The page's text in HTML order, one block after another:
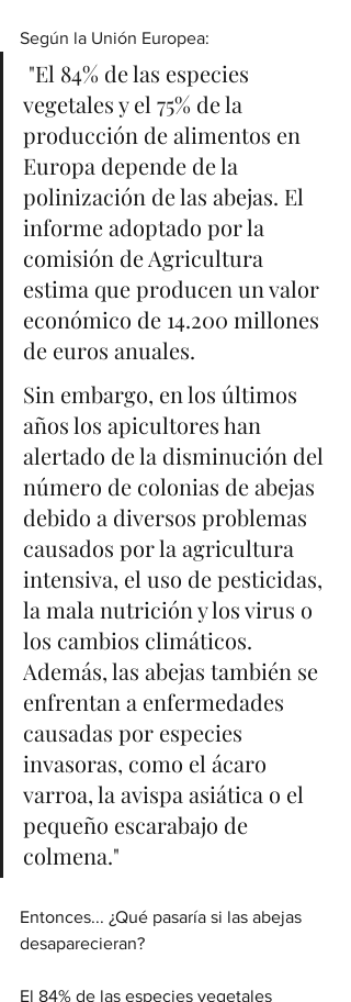
Según la Unión Europea:
vegetales y el 75% de la
producción de alimentos en
Europa depende de la
polinización de las abejas. El
informe adoptado por la
comisión de Agricultura
estima que producen un valor
económico de 14.200 millones
de euros anuales.
Sin embargo, en los últimos
años los apicultores han
alertado de la disminución del
número de colonias de abejas
debido a diversos problemas
causados por la agricultura
intensiva, el uso de pesticidas,
la mala nutrición y los virus o
los cambios climáticos.
Además, las abejas también se
enfrentan a enfermedades
causadas por especies
invasoras, como el ácaro
varroa, la avispa asiática o el
pequeño escarabajo de
colmena."
Entonces... ¿Qué pasaría si las abejas
desaparecieran?
El 84% de las especies vegetales